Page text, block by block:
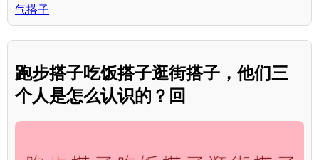
气搭子
跑步搭子吃饭搭子逛街搭子，他们三
个人是怎么认识的？回